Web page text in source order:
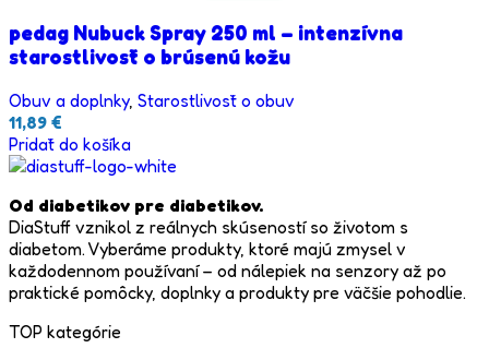
pedag Nubuck Spray 250 ml – intenzívna
starostlivosť o brúsenú kožu
Obuv a doplnky, Starostlivosť o obuv
11,89 €
Pridať do košíka
Od diabetikov pre diabetikov.
DiaStuff vznikol z reálnych skúseností so životom s
diabetom. Vyberáme produkty, ktoré majú zmysel v
každodennom používaní – od nálepiek na senzory až po
praktické pomôcky, doplnky a produkty pre väčšie pohodlie.
TOP kategórie